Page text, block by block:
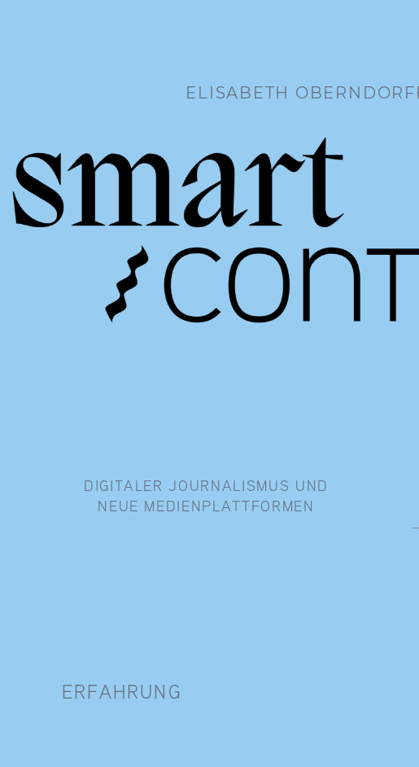
ELISABETH
DIGITALER JOURNALISMUS UND
NEUE MEDIENPLATTFORMEN
ERFAHRUNG